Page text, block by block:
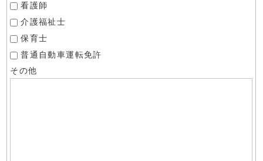
看護師
介護福祉士
保育士
普通自動車運転免許
その他